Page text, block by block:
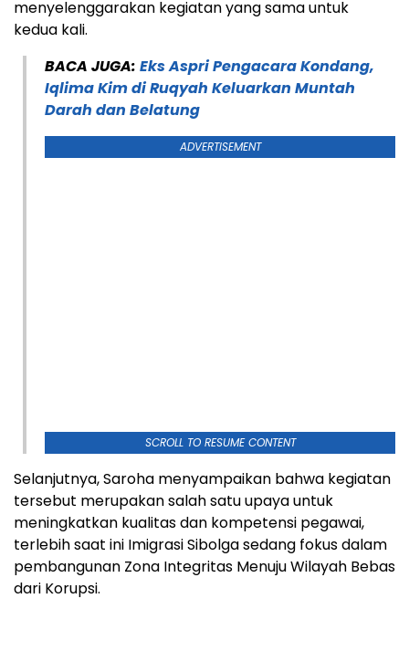
menyelenggarakan kegiatan yang sama untuk
kedua kali.
BACA JUGA: Eks Aspri Pengacara Kondang,
Iqlima Kim di Ruqyah Keluarkan Muntah
Darah dan Belatung
ADVERTISEMENT
SCROLL TO RESUME CONTENT
Selanjutnya, Saroha menyampaikan bahwa kegiatan
tersebut merupakan salah satu upaya untuk
meningkatkan kualitas dan kompetensi pegawai,
terlebih saat ini Imigrasi Sibolga sedang fokus dalam
pembangunan Zona Integritas Menuju Wilayah Bebas
dari Korupsi.